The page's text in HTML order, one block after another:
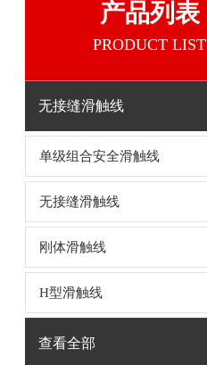
产品列表
PRODUCT LIST
无接缝滑触线
单级组合安全滑触线
无接缝滑触线
刚体滑触线
H型滑触线
查看全部